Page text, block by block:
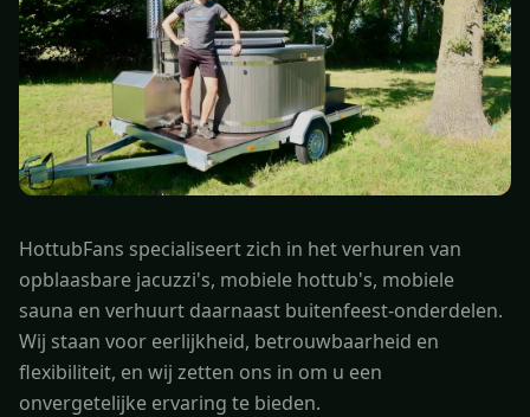
HottubFans specialiseert zich in het verhuren van
opblaasbare jacuzzi's, mobiele hottub's, mobiele
sauna en verhuurt daarnaast buitenfeest-onderdelen.
Wij staan voor eerlijkheid, betrouwbaarheid en
flexibiliteit, en wij zetten ons in om u een
onvergetelijke ervaring te bieden.